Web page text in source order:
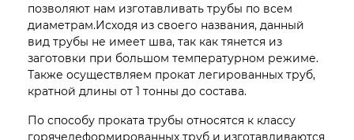
позволяют нам изготавливать трубы по всем
диаметрам.Исходя из своего названия, данный
вид трубы не имеет шва, так как тянется из
заготовки при большом температурном режиме.
Также осуществляем прокат легированных труб,
кратной длины от 1 тонны до состава.
По способу проката трубы относятся к классу
горячедеформированных труб и изготавливаются